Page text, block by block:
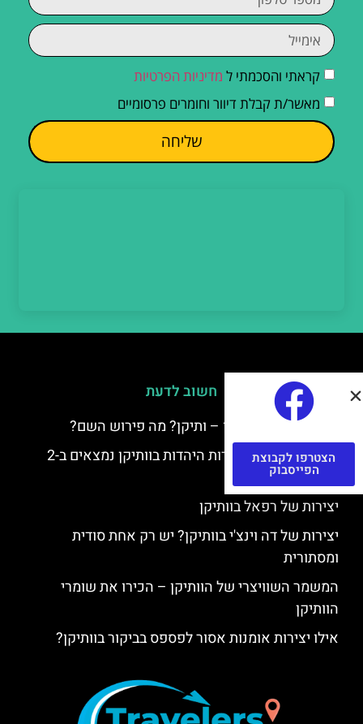
קראתי והסכמתי ל מדיניות הפרטיות
מאשר/ת קבלת דיוור וחומרים פרסומיים
שליחה
חשוב לדעת
למה קוראים לוותיקן – ותיקן? מה פירוש השם?
כתב יד ותיקן – אוצרות היהדות בוותיקן נמצאים ב-2
כתבי יד עתיקים
יצירות של רפאל בוותיקן
יצירות של דה וינצ'י בוותיקן? יש רק אחת סודית
ומסתורית
המשמר השוויצרי של הוותיקן – הכירו את שומרי
הוותיקן
אילו יצירות אומנות אסור לפספס בביקור בוותיקן?
הצטרפו לקבוצת
הפייסבוק